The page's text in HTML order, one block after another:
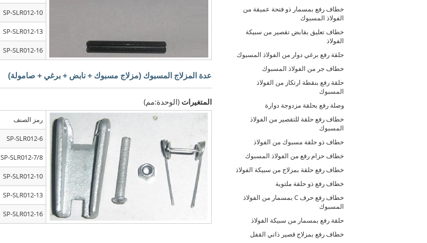
SP-SLR012-10
SP-SLR012-13
SP-SLR012-16
عدة المزلاج المسبوك (مزلاج مسبوك + نابض + برغي + صامولة)
المتغيرات (الوحدة:مم)
رمز الصنف
SP-SLR012-6
SP-SLR012-7/8
SP-SLR012-10
SP-SLR012-13
SP-SLR012-16
خطاف رفع بمسمار ذو فتحة عميقة من
الفولاذ المسبوك
خطاف تعليق بقابض تقصير من سبيكة
الفولاذ
حلقة رفع برغي دوار من الفولاذ المسبوك
خطاف جر من الفولاذ المسبوك
حلقة رفع بنقطة ارتكاز من الفولاذ
المسبوك
وصلة رفع بحلقة مزدوجة دوارة
خطاف رفع حلقة للتقصير من الفولاذ
المسبوك
خطاف ذو حلقة مسبوك من الفولاذ
خطاف حزام رفع من الفولاذ المسبوك
خطاف رفع حلقة بمزلاج من سبيكة الفولاذ
خطاف رفع ذو حلقة ملتوية
خطاف رفع حرف C بمسمار من الفولاذ
المسبوك
حلقة رفع بمسمار من سبيكة الفولاذ
خطاف رفع بمزلاج قصير ذاتي القفل